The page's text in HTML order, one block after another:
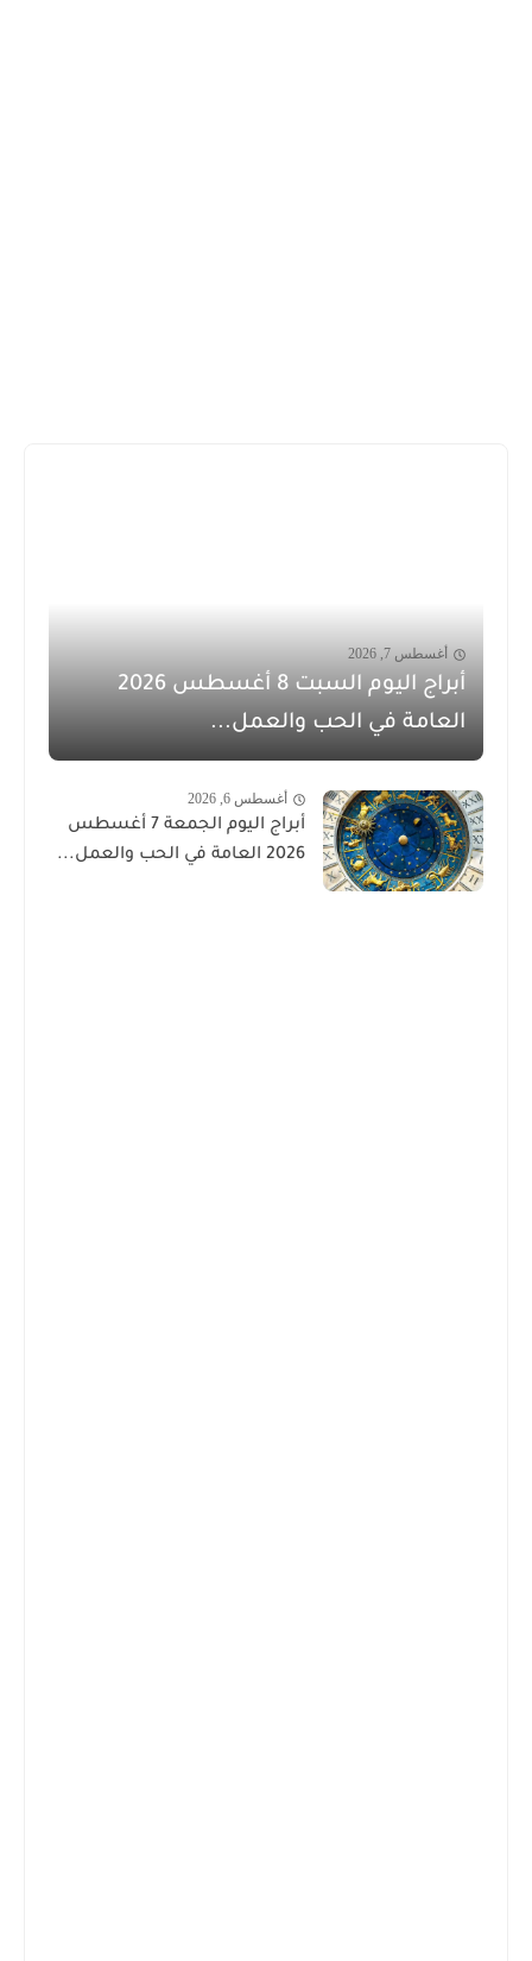
أغسطس 7, 2026
أبراج اليوم السبت 8 أغسطس 2026
العامة في الحب والعمل...
أغسطس 6, 2026
أبراج اليوم الجمعة 7 أغسطس
2026 العامة في الحب والعمل...